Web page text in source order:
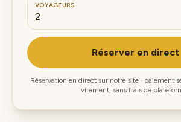
VOYAGEURS
Réserver en direct
Réservation en direct sur notre site · paiement
virement, sans frais de